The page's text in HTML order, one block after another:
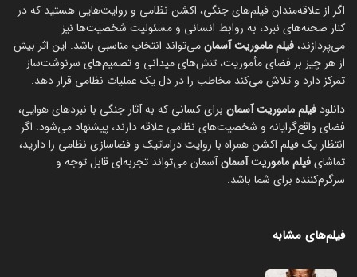
اگر از علاقه‌مندان فیلم‌های جنگی، اکشن نظامی و روایت‌هایی هستید که در
کنار صحنه‌های نبرد، به روابط انسانی و مسئولیت شخصیت‌ها نیز
می‌پردازند،فیلم ماموریت آسمانمی‌تواند انتخاب مناسبی باشد. این اثر بیش
از هر چیز بر فضای مأموریت، تنش‌های میدانی و تصمیم‌های سرنوشت‌ساز
تمرکز دارد و تلاش می‌کند مخاطب را در دل یک عملیات نظامی قرار دهد.
دانلود فیلم ماموریت آسمان برای کسانی که به آثار جنگی با نبردهای هوایی،
فضای واقع‌گرایانه و شخصیت‌های نظامی علاقه دارند، پیشنهاد می‌شود. اگر
انتظار یک فیلم اکشن همراه با روایت دراماتیک و فضاسازی نظامی را دارید،
تماشایفیلم ماموریت آسمانآسمان می‌تواند تجربه‌ای قابل توجه و
سرگرم‌کننده برای شما باشد.
فیلم‌های مشابه